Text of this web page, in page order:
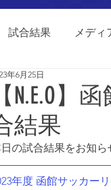
試合結果 メディ
【N.E.O
結果
年6月25日
の試合結果をお知ら
年度 函館サッカー